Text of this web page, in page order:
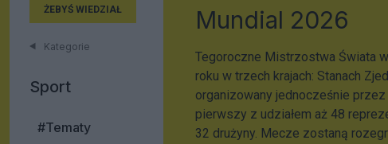
ŻEBYŚ WIEDZIAŁ
Kategorie
Sport
#Tematy
Mundial 2026
Tegoroczne Mistrzostwa Świata
roku w trzech krajach: Stanach
organizowany jednocześnie
pierwszy z udziałem aż 48
32 drużyny. Mecze zostaną